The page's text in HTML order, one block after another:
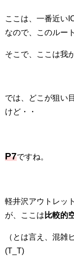
ここは、一番近い
なので、このルー
そこで、ここは我
では、どこが狙い
けど・・
P7ですね。
軽井沢アウトレッ
が、ここは 比較的
（とは言え、混雑
(T_T)